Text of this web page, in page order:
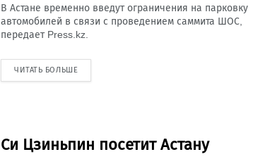
В Астане временно введут ограничения на парковку
автомобилей в связи с проведением саммита ШОС,
передает Press.kz.
ЧИТАТЬ БОЛЬШЕ
Си Цзиньпин посетит Астану